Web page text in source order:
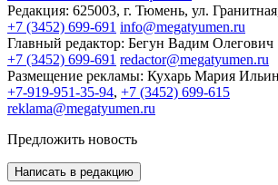
Редакция: 625003, г. Тюмень, ул.
+7 (3452) 699-691 info@megatyumen.ru
Главный редактор: Бегун Вадим Олегович
+7 (3452) 699-691 redactor@megatyumen.ru
Размещение рекламы: Кухарь Мария
+7-919-951-35-94, +7 (3452) 699-615
reklama@megatyumen.ru
Предложить новость
Написать в редакцию